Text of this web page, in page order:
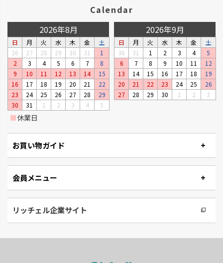
リュクレ
凹凸がなくお手入れしやすい形
状です。
ダスポット
使いやすい生活の必需品です。
Calendar
2026年8月
日 月 火 水 木 金
土
26
27 28 29 30 31
1
2
3 4 5 6 7
8
9
10 11 12 13 14
15
16
17 18 19 20 21
22
23
24 25 26 27 28
29
30
31 1 2 3 4 5
2026年9月
日 月 火 水 木 金
土
30
31 1 2 3 4
5
6
7 8 9 10 11
12
13
14 15 16 17 18
19
20
21 22 23 24 25
26
27
28 29 30 1 2 3
■休業日
お買い物ガイド
会員メニュー
リッチェル企業サイト